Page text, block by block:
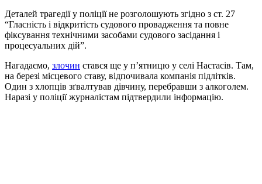
Деталей трагедії у поліції не розголошують згідно з ст. 27
“Гласність і відкритість судового провадження та повне
фіксування технічними засобами судового засідання і
процесуальних дій”.
Нагадаємо, злочин стався ще у п’ятницю у селі Настасів. Там,
на березі місцевого ставу, відпочивала компанія підлітків.
Один з хлопців зґвалтував дівчину, перебравши з алкоголем.
Наразі у поліції журналістам підтвердили інформацію.